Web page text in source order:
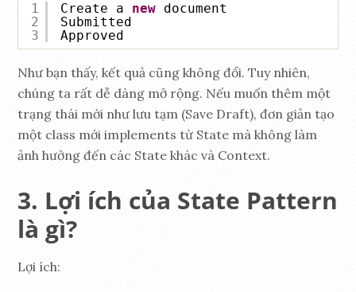
1
2
3
Create a new document
Submitted
Approved
Như bạn thấy, kết quả cũng không đổi. Tuy nhiên,
chúng ta rất dễ dàng mở rộng. Nếu muốn thêm một
trạng thái mới như lưu tạm (Save Draft), đơn giản tạo
một class mới implements từ State mà không làm
ảnh hưởng đến các State khác và Context.
Lợi ích của State Pattern
là gì?
Lợi ích: